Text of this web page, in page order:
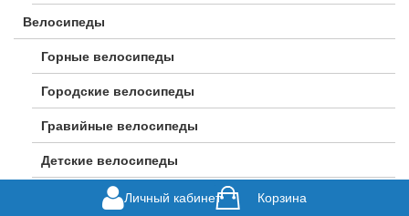
Велосипеды
Горные велосипеды
Городские велосипеды
Гравийные велосипеды
Детские велосипеды
Женские велосипеды
Личный кабинет Корзина